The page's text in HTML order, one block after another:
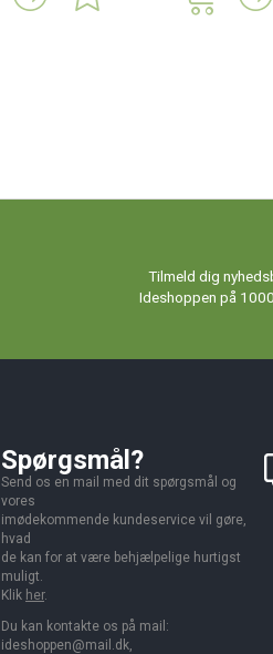
Tilmeld dig
Ideshoppen på
Spørgsmål?
Send os en mail med dit spørgsmål og
vores
imødekommende kundeservice vil gøre,
hvad
de kan for at være behjælpelige hurtigst
muligt.
Klik her.
Du kan kontakte os på mail:
ideshoppen@mail.dk,